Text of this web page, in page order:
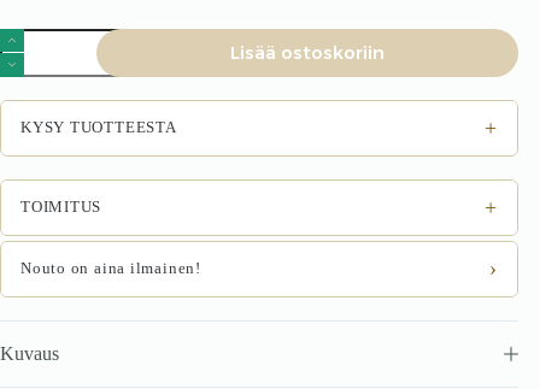
Tuoli
TOLVER,
valkoinen
/
INARI
määrä
Lisää ostoskoriin
KYSY TUOTTEESTA +
TOIMITUS +
Nouto on aina ilmainen! ›
Kuvaus